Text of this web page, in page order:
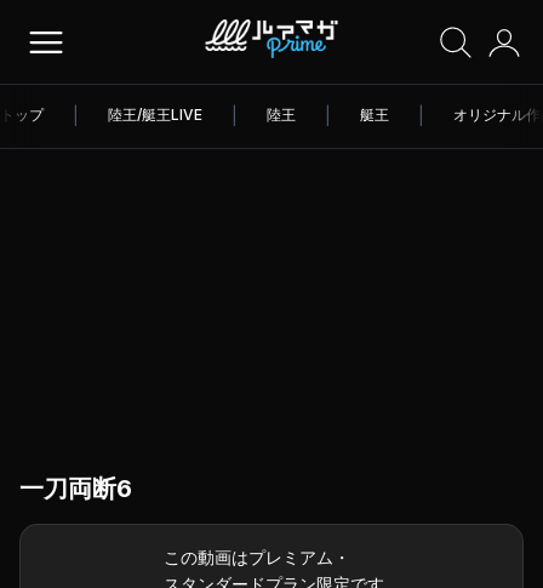
トップ 陸王/艇王LIVE 陸王 艇王 オリジナル
一刀両断6
この動画はプレミアム・
スタンダードプラン限定です。